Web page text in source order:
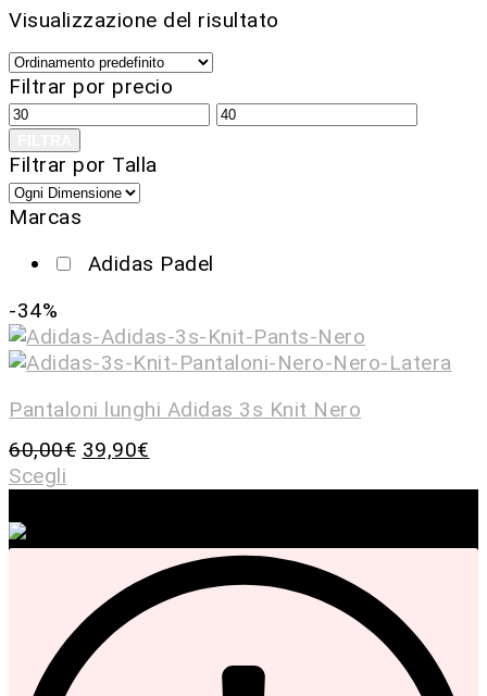
Visualizzazione del risultato
Filtrar por precio
Filtrar por Talla
Marcas
Adidas Padel
-34%
Pantaloni lunghi Adidas 3s Knit Nero
60,00€ 39,90€
Scegli